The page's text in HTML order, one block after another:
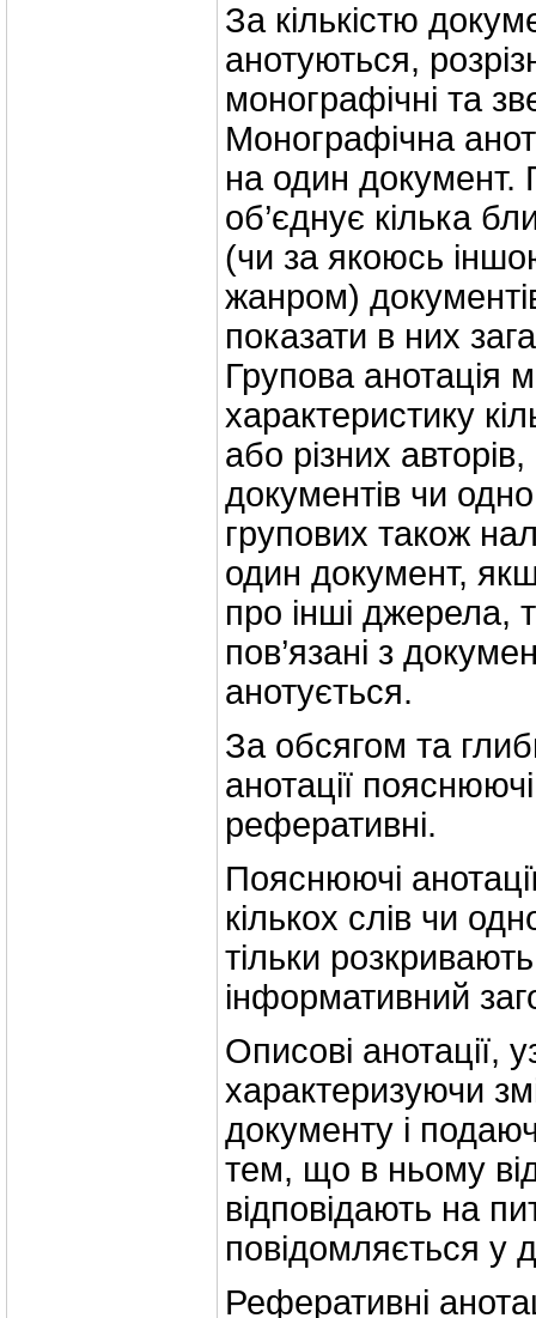
За кількістю
анотуються,
монографічні та
Монографічна
на один документ.
об’єднує кілька
(чи за якоюсь
жанром)
показати в них
Групова анотація
характеристику
або різних
документів чи
групових також
один документ,
про інші джерела,
пов’язані з
анотується.
За обсягом та
анотації
реферативні.
Пояснюючі
кількох слів чи
тільки
інформативний
Описові анотації,
характеризуючи
документу і
тем, що в ньому
відповідають на
повідомляється у
Реферативні